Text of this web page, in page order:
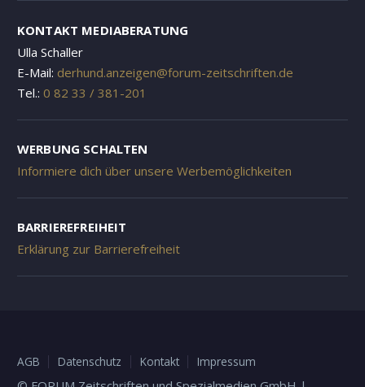
KONTAKT MEDIABERATUNG
Ulla Schaller
E-Mail: derhund.anzeigen@forum-zeitschriften.de
Tel.: 0 82 33 / 381-201
WERBUNG SCHALTEN
Informiere dich über unsere Werbemöglichkeiten
BARRIEREFREIHEIT
Erklärung zur Barrierefreiheit
AGB Datenschutz Kontakt Impressum